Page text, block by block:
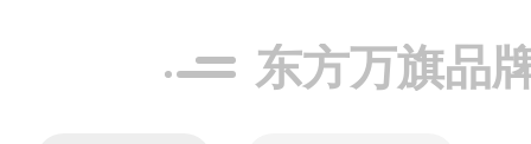
东方万旗品